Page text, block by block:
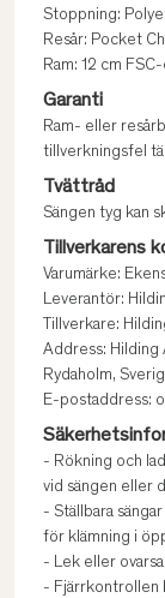
Stoppning:
Resår: Pocket
Ram: 12 cm
Garanti
Ram- eller
tillverkningsfel
Tvättråd
Sängen tyg kan
Tillverkarens
Varumärke:
Leverantör:
Tillverkare:
Address: Hilding
Rydaholm,
E-postaddress:
- Rökning och
vid sängen eller
- Ställbara
för klämning i
- Lek eller
- Fjärrkontrollen